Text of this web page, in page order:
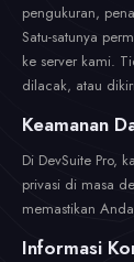
pengukuran,
Satu-satunya
ke server kami.
dilacak, atau
Keamanan
Di DevSuite Pro,
privasi di masa
memastikan
Informasi